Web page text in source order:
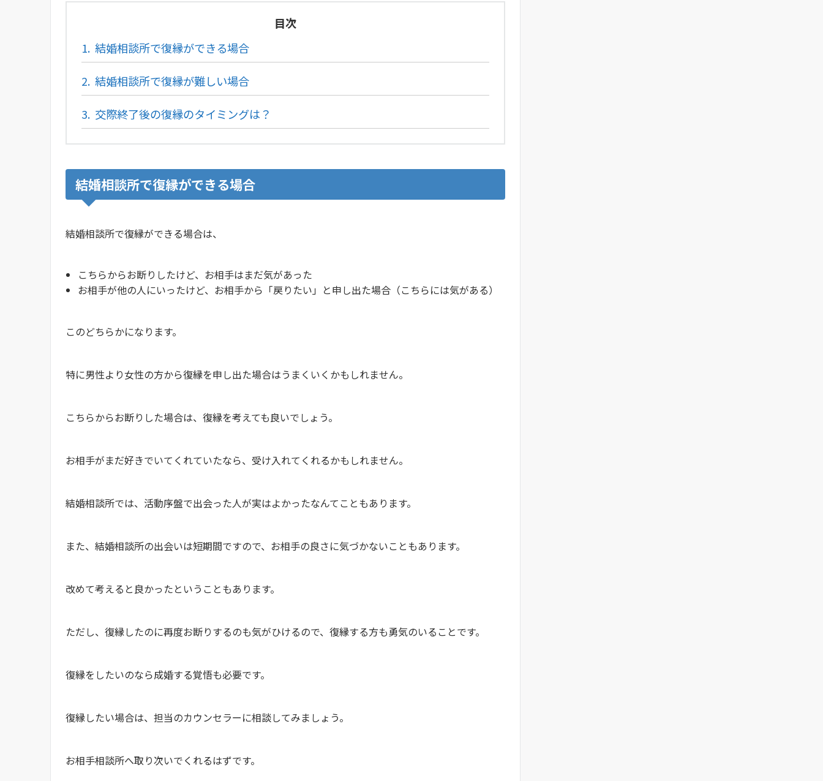
目次
1. 結婚相談所で復縁ができる場合
2. 結婚相談所で復縁が難しい場合
3. 交際終了後の復縁のタイミングは？
結婚相談所で復縁ができる場合
結婚相談所で復縁ができる場合は、
こちらからお断りしたけど、お相手はまだ気があった
お相手が他の人にいったけど、お相手から「戻りたい」と申し出た場合（こちらには気がある）
このどちらかになります。
特に男性より女性の方から復縁を申し出た場合はうまくいくかもしれません。
こちらからお断りした場合は、復縁を考えても良いでしょう。
お相手がまだ好きでいてくれていたなら、受け入れてくれるかもしれません。
結婚相談所では、活動序盤で出会った人が実はよかったなんてこともあります。
また、結婚相談所の出会いは短期間ですので、お相手の良さに気づかないこともあります。
改めて考えると良かったということもあります。
ただし、復縁したのに再度お断りするのも気がひけるので、復縁する方も勇気のいることです。
復縁をしたいのなら成婚する覚悟も必要です。
復縁したい場合は、担当のカウンセラーに相談してみましょう。
お相手相談所へ取り次いでくれるはずです。